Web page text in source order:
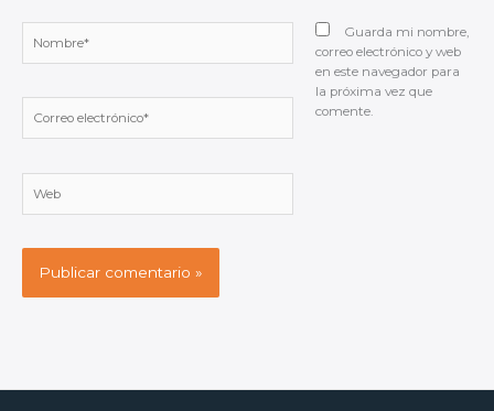
electrónico*
Guarda mi nombre,
correo electrónico y web
en este navegador para
la próxima vez que
comente.